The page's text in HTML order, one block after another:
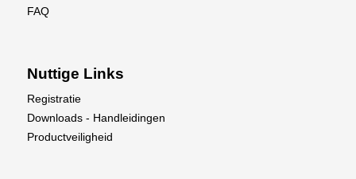
FAQ
Nuttige Links
Registratie
Downloads - Handleidingen
Productveiligheid